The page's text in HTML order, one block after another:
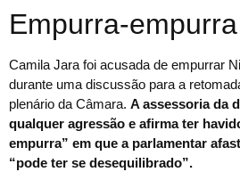
Empurra-empurra
Camila Jara foi acusada de empurrar
durante uma discussão para a
plenário da Câmara. A assessoria da
qualquer agressão e afirma ter
empurra” em que a parlamentar
“pode ter se desequilibrado”.